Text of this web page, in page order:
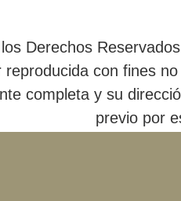
Derechos
reproducida con fines
completa y su
previo por